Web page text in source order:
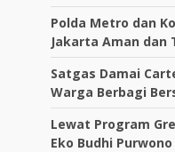
Polda Metro dan
Jakarta Aman dan
Satgas Damai
Warga Berbagi
Lewat Program
Eko Budhi